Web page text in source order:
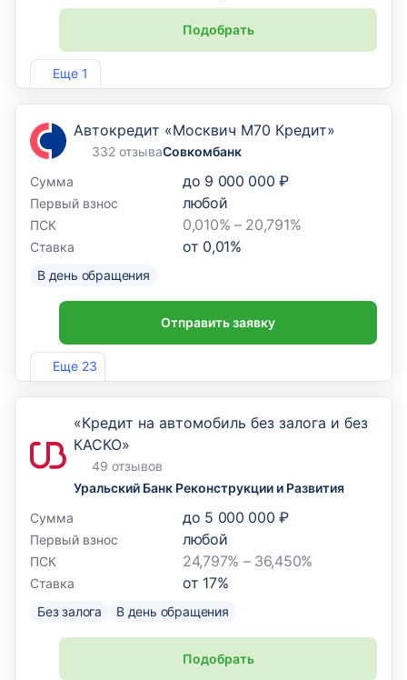
Еще 1
Подобрать
Лиц. №254
Еще 23
Автокредит «Москвич М70 Кредит»
332 отзываСовкомбанк
Сумма
до 9 000 000 ₽
Первый взнос любой
ПСК 0,010% – 20,791%
Ставка от 0,01%
В день обращения
Отправить заявку
Лиц. №963
«Кредит на автомобиль без залога и без
КАСКО»
49 отзывов
Уральский Банк Реконструкции и Развития
Сумма
до 5 000 000 ₽
Первый взнос любой
ПСК 24,797% – 36,450%
Ставка от 17%
Без залога В день обращения
Подобрать